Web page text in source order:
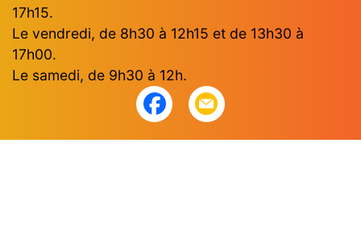
17h15.
Le vendredi, de 8h30 à 12h15 et de 13h30 à
17h00.
Le samedi, de 9h30 à 12h.